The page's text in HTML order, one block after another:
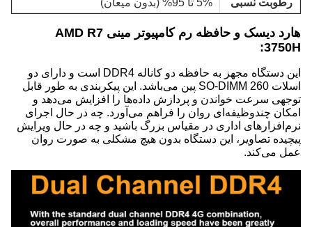
رطوبت نسبی
5% تا 95% (بدون میعان)
هارد دیسک و حافظه رم کامپیوتر مینی AMD R7
3750H:
این دستگاه مجهز به حافظه دو کاناله DDR4 است و دارای دو
اسلات SO-DIMM 260 پین می‌باشد. این پیکربندی به طور قابل
توجهی سرعت خواندن و پردازش داده‌ها را افزایش می‌دهد و
امکان چندوظیفه‌ای روان را فراهم می‌آورد. چه در حال اجرای
نرم‌افزارهای اداری در مقیاس بزرگ باشید و چه در حال ویرایش
پیچیده تصاویر، این دستگاه بدون هیچ مشکلی به صورت روان
عمل می‌کند.